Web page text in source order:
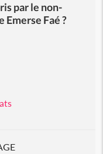
par le non-
Faé ?